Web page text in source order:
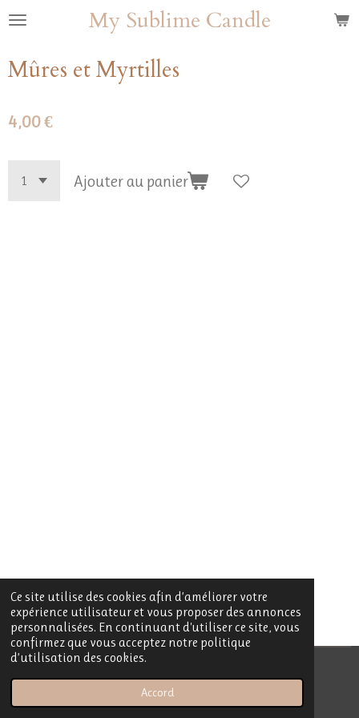
Ce site utilise des cookies afin d’améliorer votre
expérience utilisateur et vous proposer des annonces
personnalisées. En continuant d'utiliser ce site, vous
confirmez que vous acceptez notre politique
d’utilisation des cookies.
Accord
Passer
principal
My Sublime Candle
Mûres et Myrtilles
4,00 €
Ajouter au panier